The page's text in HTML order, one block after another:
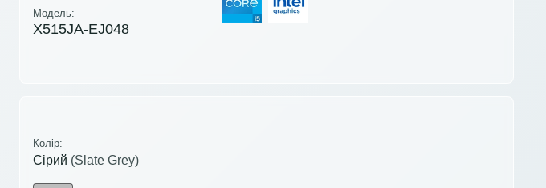
Модель:
X515JA-EJ048
Колір:
Сірий (Slate Grey)